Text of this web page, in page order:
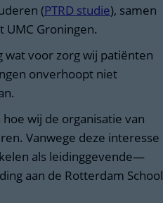
(PTRD studie), samen
UMC Groningen.
wat voor zorg wij patiënten
onverhoopt niet
wij de organisatie van
Vanwege deze interesse
als leidinggevende—
aan de Rotterdam School